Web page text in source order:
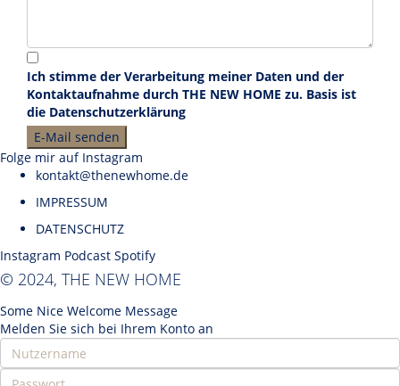
Ich stimme der Verarbeitung meiner Daten und der
Kontaktaufnahme durch THE NEW HOME zu. Basis ist
die Datenschutzerklärung
Folge mir auf Instagram
kontakt@thenewhome.de
IMPRESSUM
DATENSCHUTZ
Instagram Podcast Spotify
© 2024, THE NEW HOME
Some Nice Welcome Message
Melden Sie sich bei Ihrem Konto an